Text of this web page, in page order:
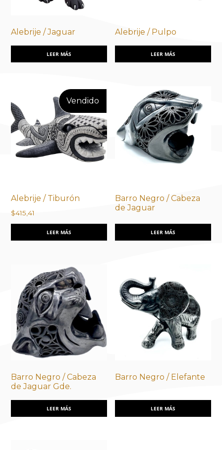
Alebrije / Jaguar
LEER MÁS
Alebrije / Pulpo
LEER MÁS
Alebrije / Tiburón
$415,41
LEER MÁS
Barro Negro / Cabeza
de Jaguar
LEER MÁS
Barro Negro / Cabeza
de Jaguar Gde.
LEER MÁS
Barro Negro / Elefante
LEER MÁS